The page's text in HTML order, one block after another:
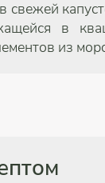
свежей
в
из